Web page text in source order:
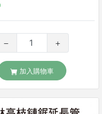
加入購物車